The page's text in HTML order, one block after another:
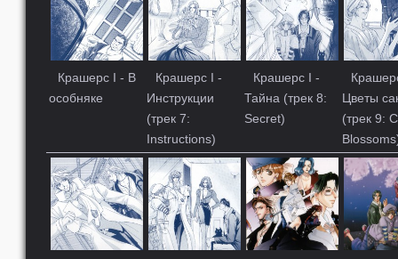
Крашерс I - В
особняке
Крашерс I -
Инструкции
(трек 7:
Instructions)
Крашерс I -
Тайна (трек 8:
Secret)
Цветы
(трек 9: